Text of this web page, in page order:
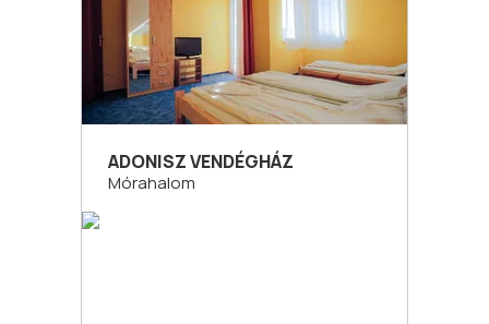
ADONISZ VENDÉGHÁZ
Mórahalom